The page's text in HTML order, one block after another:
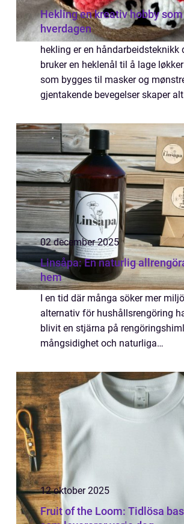
Hekling en kreativ hobby som gir ro i
hverdagen
hekling er en håndarbeidsteknikk
bruker en heklenål til å lage
som bygges til masker og
gjentakende bevegelser skaper
Mange opplever at hekling virker
02 december 2025
Linsåpa: En naturlig
hem
I en tid där många söker mer
alternativ för hushållsrengöring
blivit en stjärna på
mångsidighet och naturliga
12 oktober 2025
Fruit of the Loom: Tidlösa